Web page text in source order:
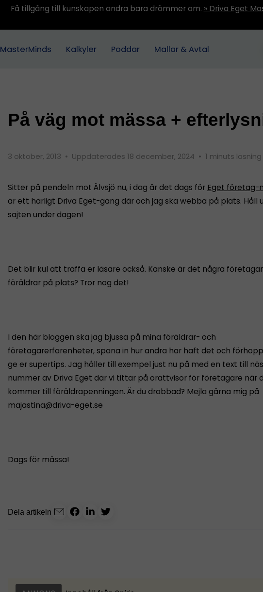
Få tillgång till kunskapen andra bara drömmer om. » Driva Eget
MasterMinds Kalkyler Poddar Mallar & Avtal
På väg mot mässa +
3 oktober, 2013 • Uppdaterades 18 december, 2024 • 1 minuts läsning
Sitter på pendeln mot Älvsjö nu, i dag är det dags för Eget företag-
är ett härligt Driva Eget-gäng där och jag ska webba på plats. Håll
sajten under dagen!
Det blir kul att träffa er läsare också. Kanske är det några
föräldrar på plats? Tror nog det!
I den här bloggen ska jag bjussa på mina föräldrar- och
företagarerfarenheter, spana in hur andra har haft det och
ge er supertips. Jag håller till exempel just nu på med en text till
nummer av Driva Eget där vi tittar på orättvisor för företagare när
kommer till föräldrapenningen. Är du drabbad? Mejla gärna mig på
majastina@driva-eget.se
Dags för mässa!
Dela artikeln